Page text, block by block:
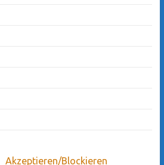
Akzeptieren/Blockieren